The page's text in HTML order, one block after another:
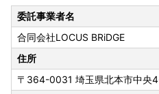
委託事業者名
合同会社LOCUS BRiDGE
住所
〒364-0031 埼玉県北本市中央